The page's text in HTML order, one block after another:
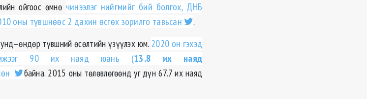
ойгоос өмнө чинээлэг нийгмийг бий болгох, ДНБ
оны түвшнөөс 2 дахин өсгөх зорилго тавьсан
.
түвшний өсөлтийн үзүүлэх юм. 2020 он гэхэд
90 их наяд юань (13.8 их наяд
байна. 2015 оны төлөвлөгөөнд уг дүн 67.7 их наяд